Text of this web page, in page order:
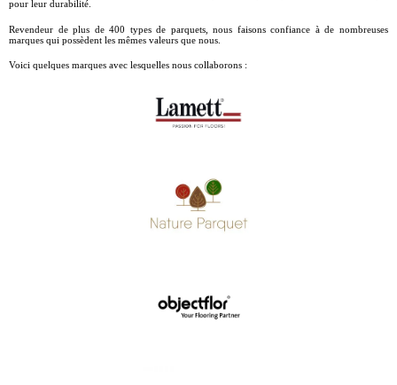
pour leur durabilité.
Revendeur de plus de 400 types de parquets, nous faisons confiance à de nombreuses
marques qui possèdent les mêmes valeurs que nous.
Voici quelques marques avec lesquelles nous collaborons :